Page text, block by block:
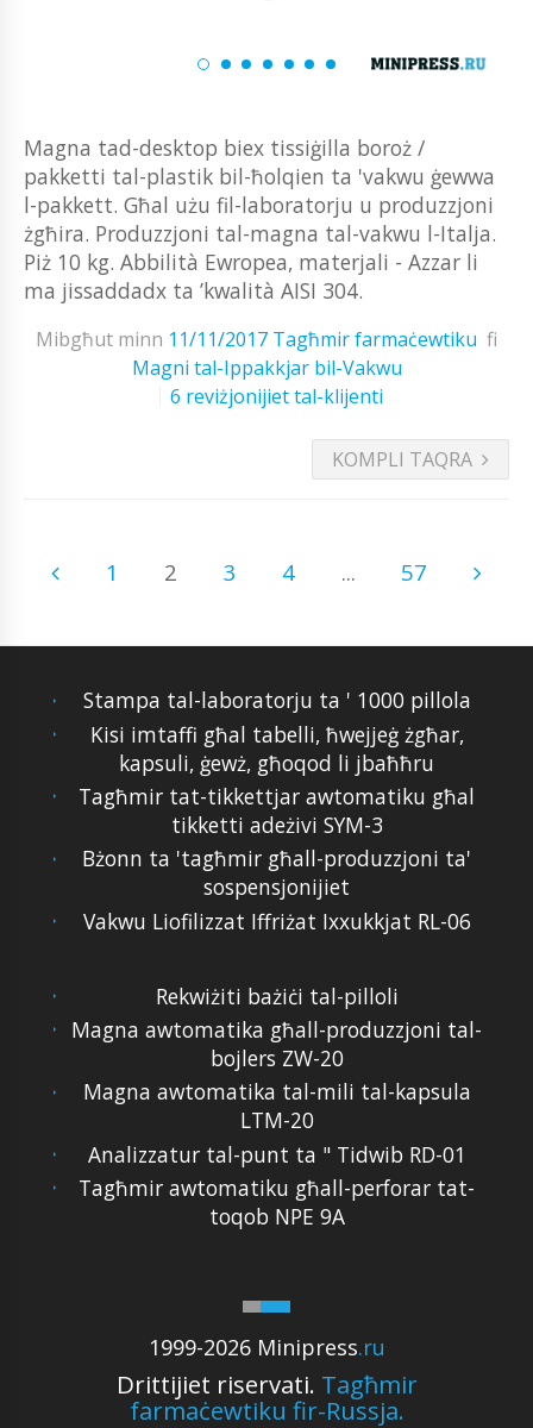
Magna tad-desktop biex tissiġilla boroż /
pakketti tal-plastik bil-ħolqien ta 'vakwu ġewwa
l-pakkett. Għal użu fil-laboratorju u produzzjoni
żgħira. Produzzjoni tal-magna tal-vakwu l-Italja.
Piż 10 kg. Abbilità Ewropea, materjali - Azzar li
ma jissaddadx ta ’kwalità AISI 304.
Mibgħut minn 11/11/2017 Tagħmir farmaċewtiku fi
Magni tal-Ippakkjar bil-Vakwu
6 reviżjonijiet tal-klijenti
KOMPLI TAQRA
1 2 3 4 ... 57
Stampa tal-laboratorju ta ' 1000 pillola
Kisi imtaffi għal tabelli, ħwejjeġ żgħar,
kapsuli, ġewż, għoqod li jbaħħru
Tagħmir tat-tikkettjar awtomatiku għal
tikketti adeżivi SYM-3
Bżonn ta 'tagħmir għall-produzzjoni ta'
sospensjonijiet
Vakwu Liofilizzat Iffriżat Ixxukkjat RL-06
1999-2026 Minipress.ru
Drittijiet riservati. Tagħmir
farmaċewtiku fir-Russja.
Rekwiżiti bażiċi tal-pilloli
Magna awtomatika għall-produzzjoni tal-
bojlers ZW-20
Magna awtomatika tal-mili tal-kapsula
LTM-20
Analizzatur tal-punt ta " Tidwib RD-01
Tagħmir awtomatiku għall-perforar tat-
toqob NPE 9A